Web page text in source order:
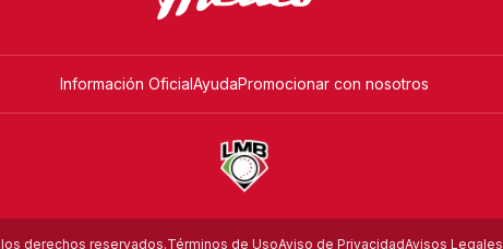
Información OficialAyudaPromocionar con nosotros
derechos reservados.Términos de UsoAviso de PrivacidadAvisos Legales